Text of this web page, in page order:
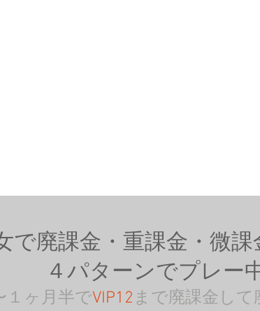
で廃課金・重課金・微
４パターンでプレー
１ヶ月半でVIP12 まで廃課金して